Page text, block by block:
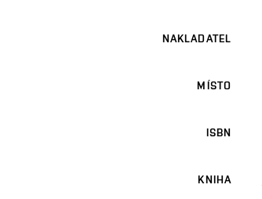
NAKLADATEL
MÍSTO
ISBN
KNIHA